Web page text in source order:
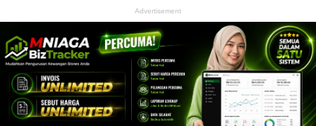
Advertisement